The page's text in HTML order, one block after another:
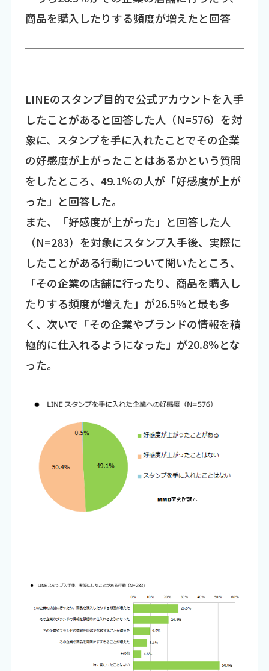
商品を購入したりする頻度が増えたと回答
LINEのスタンプ目的で公式アカウントを入手
したことがあると回答した人（N=576）を対
象に、スタンプを手に入れたことでその企業
の好感度が上がったことはあるかという質問
をしたところ、49.1％の人が「好感度が上が
った」と回答した。
また、「好感度が上がった」と回答した人
（N=283）を対象にスタンプ入手後、実際に
したことがある行動について聞いたところ、
「その企業の店舗に行ったり、商品を購入し
たりする頻度が増えた」が26.5％と最も多
く、次いで「その企業やブランドの情報を積
極的に仕入れるようになった」が20.8％とな
った。